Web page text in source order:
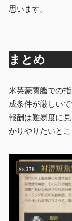
思います。
まとめ
米英豪蘭艦での
成条件が厳しいで
報酬は難易度に
かりやりたいとこ